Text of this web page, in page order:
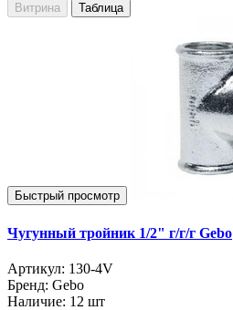
Витрина
Таблица
Быстрый просмотр
Чугунный тройник 1/2" г/г/г Gebo
Артикул: 130-4V
Бренд: Gebo
Наличие: 12 шт